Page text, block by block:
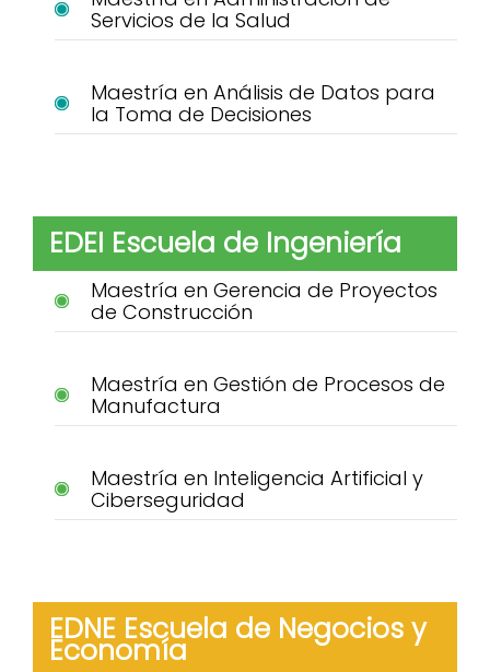
Servicios de la Salud
Maestría en Análisis de Datos para
la Toma de Decisiones
EDEI Escuela de Ingeniería
Maestría en Gerencia de Proyectos
de Construcción
Maestría en Gestión de Procesos de
Manufactura
Maestría en Inteligencia Artificial y
Ciberseguridad
EDNE Escuela de Negocios y
Economía